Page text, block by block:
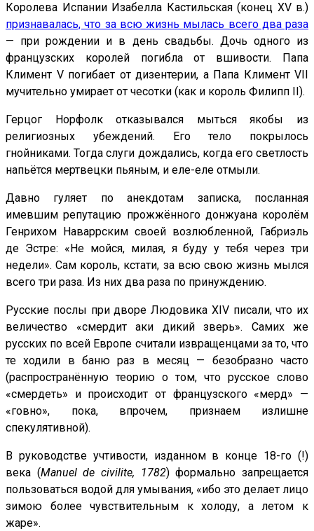
Королева Испании Изабелла Кастильская (конец XV в.)
признавалась, что за всю жизнь мылась всего два раза
— при рождении и в день свадьбы. Дочь одного из
французских королей погибла от вшивости. Папа
Климент V погибает от дизентерии, а Папа Климент VII
мучительно умирает от чесотки (как и король Филипп II).
Герцог Норфолк отказывался мыться якобы из
религиозных убеждений. Его тело покрылось
гнойниками. Тогда слуги дождались, когда его светлость
напьётся мертвецки пьяным, и еле-еле отмыли.
Давно гуляет по анекдотам записка, посланная
имевшим репутацию прожжённого донжуана королём
Генрихом Наваррским своей возлюбленной, Габриэль
де Эстре: «Не мойся, милая, я буду у тебя через три
недели». Сам король, кстати, за всю свою жизнь мылся
всего три раза. Из них два раза по принуждению.
Русские послы при дворе Людовика XIV писали, что их
величество «смердит аки дикий зверь». Самих же
русских по всей Европе считали извращенцами за то, что
те ходили в баню раз в месяц — безобразно часто
(распространённую теорию о том, что русское слово
«смердеть» и происходит от французского «мерд» —
«говно», пока, впрочем, признаем излишне
спекулятивной).
В руководстве учтивости, изданном в конце 18-го (!)
века (Manuel de civilite, 1782) формально запрещается
пользоваться водой для умывания, «ибо это делает лицо
зимою более чувствительным к холоду, а летом к
жаре».